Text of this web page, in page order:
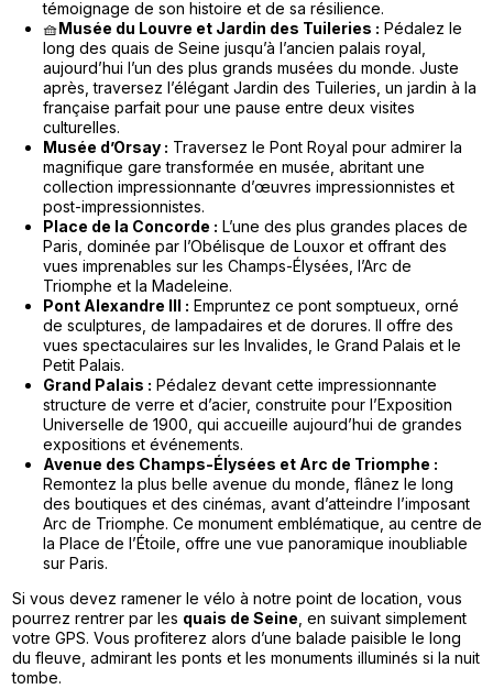
témoignage de son histoire et de sa résilience.
🧺Musée du Louvre et Jardin des Tuileries : Pédalez le
long des quais de Seine jusqu’à l’ancien palais royal,
aujourd’hui l’un des plus grands musées du monde. Juste
après, traversez l’élégant Jardin des Tuileries, un jardin à la
française parfait pour une pause entre deux visites
culturelles.
Musée d’Orsay : Traversez le Pont Royal pour admirer la
magnifique gare transformée en musée, abritant une
collection impressionnante d’œuvres impressionnistes et
post-impressionnistes.
Place de la Concorde : L’une des plus grandes places de
Paris, dominée par l’Obélisque de Louxor et offrant des
vues imprenables sur les Champs-Élysées, l’Arc de
Triomphe et la Madeleine.
Pont Alexandre III : Empruntez ce pont somptueux, orné
de sculptures, de lampadaires et de dorures. Il offre des
vues spectaculaires sur les Invalides, le Grand Palais et le
Petit Palais.
Grand Palais : Pédalez devant cette impressionnante
structure de verre et d’acier, construite pour l’Exposition
Universelle de 1900, qui accueille aujourd’hui de grandes
expositions et événements.
Avenue des Champs-Élysées et Arc de Triomphe :
Remontez la plus belle avenue du monde, flânez le long
des boutiques et des cinémas, avant d’atteindre l’imposant
Arc de Triomphe. Ce monument emblématique, au centre de
la Place de l’Étoile, offre une vue panoramique inoubliable
sur Paris.
Si vous devez ramener le vélo à notre point de location, vous
pourrez rentrer par les quais de Seine, en suivant simplement
votre GPS. Vous profiterez alors d’une balade paisible le long
du fleuve, admirant les ponts et les monuments illuminés si la nuit
tombe.